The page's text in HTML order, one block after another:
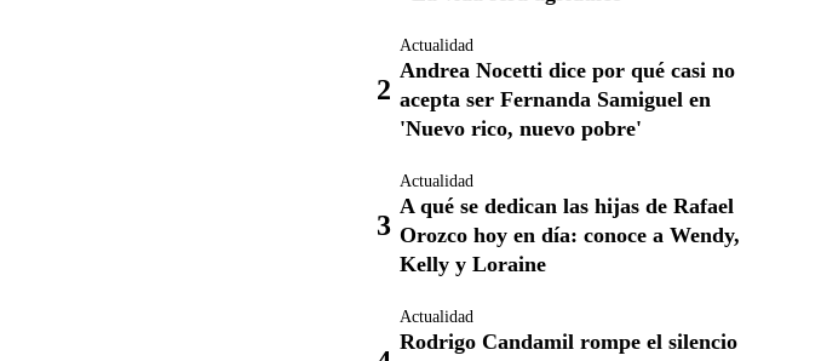
Actualidad
Andrea Nocetti dice por qué casi no
acepta ser Fernanda Samiguel en
'Nuevo rico, nuevo pobre'
Actualidad
A qué se dedican las hijas de Rafael
Orozco hoy en día: conoce a Wendy,
Kelly y Loraine
Actualidad
Rodrigo Candamil rompe el silencio